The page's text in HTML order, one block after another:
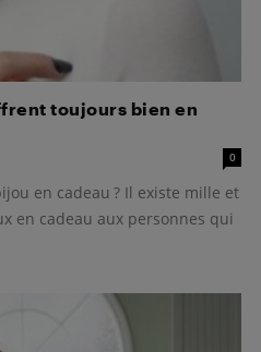
toujours bien en
0
en cadeau ? Il existe mille et
en cadeau aux personnes qui